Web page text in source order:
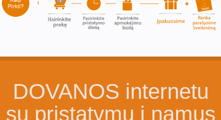
DOVANOS internetu
su pristatymu į namus